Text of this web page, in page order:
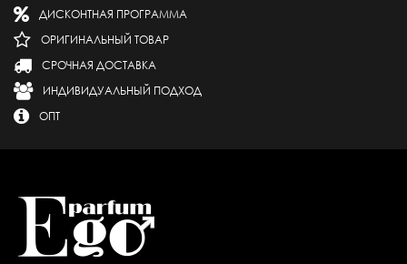
ДИСКОНТНАЯ ПРОГРАММА
ОРИГИНАЛЬНЫЙ ТОВАР
СРОЧНАЯ ДОСТАВКА
ИНДИВИДУАЛЬНЫЙ ПОДХОД
ОПТ